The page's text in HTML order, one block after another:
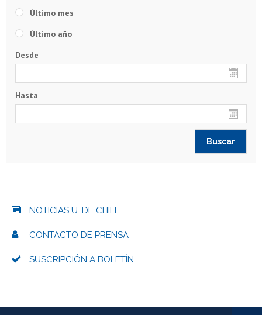
Último mes
Último año
Desde
Hasta
NOTICIAS U. DE CHILE
CONTACTO DE PRENSA
SUSCRIPCIÓN A BOLETÍN